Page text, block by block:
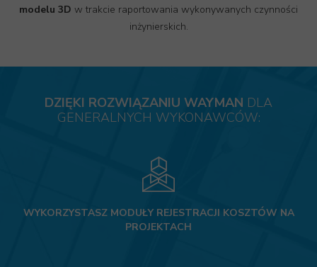
modelu 3D w trakcie raportowania wykonywanych czynności
inżynierskich.
WYKORZYSTASZ MODUŁY REJESTRACJI KOSZTÓW NA
PROJEKTACH
DZIĘKI ROZWIĄZANIU WAYMAN DLA
GENERALNYCH WYKONAWCÓW: